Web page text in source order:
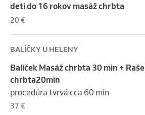
deti do 16 rokov masáž chrbta
20 €
BALÍČKY U HELENY
Balíček Masáž chrbta 30 min +
chrbta20min
procedúra tvrvá cca 60 min
37 €